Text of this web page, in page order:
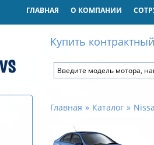
ГЛАВНАЯ О КОМПАНИИ
Купить
Главная Каталог